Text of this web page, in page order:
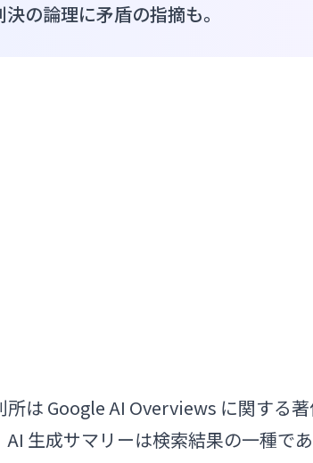
の論理に矛盾の指摘も。
は Google AI Overviews に関する
生成サマリーは検索結果の一種で